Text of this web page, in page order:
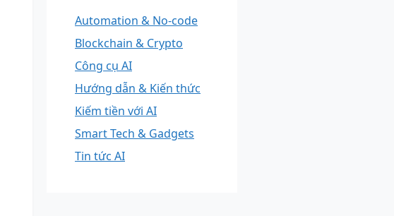
Automation & No-code
Blockchain & Crypto
Công cụ AI
Hướng dẫn & Kiến thức
Kiếm tiền với AI
Smart Tech & Gadgets
Tin tức AI